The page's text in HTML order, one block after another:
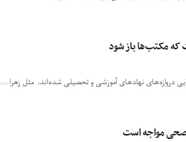
مکتب‌ها باز شود
دروازه‌های نهادهای آموزشی و تحصیلی شده‌اند، مثل زهرا ...
صحی مواجه است